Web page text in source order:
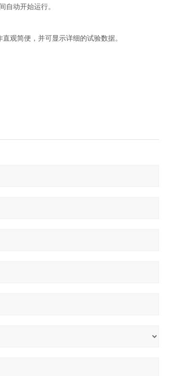
自动开始运行。
观简便，并可显示详细的试验数据。